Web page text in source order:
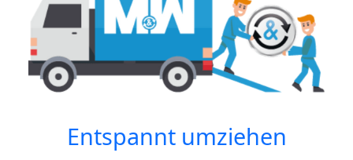
Entspannt umziehen